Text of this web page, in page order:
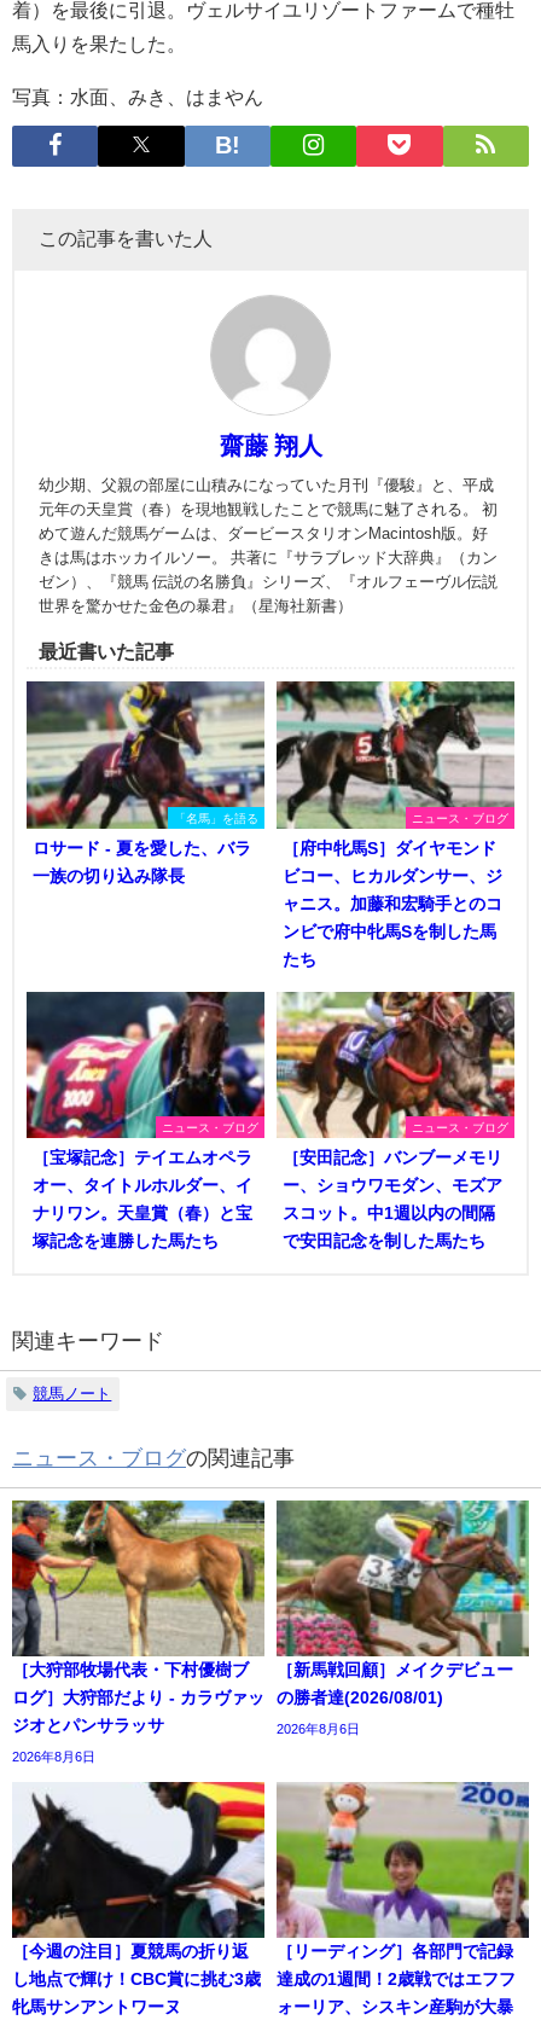
着）を最後に引退。ヴェルサイユリゾートファームで種牡
馬入りを果たした。
写真：水面、みき、はまやん
この記事を書いた人
齋藤 翔人
幼少期、父親の部屋に山積みになっていた月刊『優駿』と、平成
元年の天皇賞（春）を現地観戦したことで競馬に魅了される。 初
めて遊んだ競馬ゲームは、ダービースタリオンMacintosh版。好
きは馬はホッカイルソー。 共著に『サラブレッド大辞典』（カン
ゼン）、『競馬 伝説の名勝負』シリーズ、『オルフェーヴル伝説
世界を驚かせた金色の暴君』（星海社新書）
最近書いた記事
「名馬」を語る
ロサード - 夏を愛した、バラ
一族の切り込み隊長
ニュース・ブログ
［府中牝馬S］ダイヤモンド
ビコー、ヒカルダンサー、ジ
ャニス。加藤和宏騎手とのコ
ンビで府中牝馬Sを制した馬
たち
ニュース・ブログ
［宝塚記念］テイエムオペラ
オー、タイトルホルダー、イ
ナリワン。天皇賞（春）と宝
塚記念を連勝した馬たち
ニュース・ブログ
［安田記念］バンブーメモリ
ー、ショウワモダン、モズア
スコット。中1週以内の間隔
で安田記念を制した馬たち
関連キーワード
競馬ノート
ニュース・ブログの関連記事
［大狩部牧場代表・下村優樹ブ
ログ］大狩部だより - カラヴァッ
ジオとパンサラッサ
2026年8月6日
［新馬戦回顧］メイクデビュー
の勝者達(2026/08/01)
2026年8月6日
［今週の注目］夏競馬の折り返
し地点で輝け！CBC賞に挑む3歳
牝馬サンアントワーヌ
［リーディング］各部門で記録
達成の1週間！2歳戦ではエフフ
ォーリア、シスキン産駒が大暴